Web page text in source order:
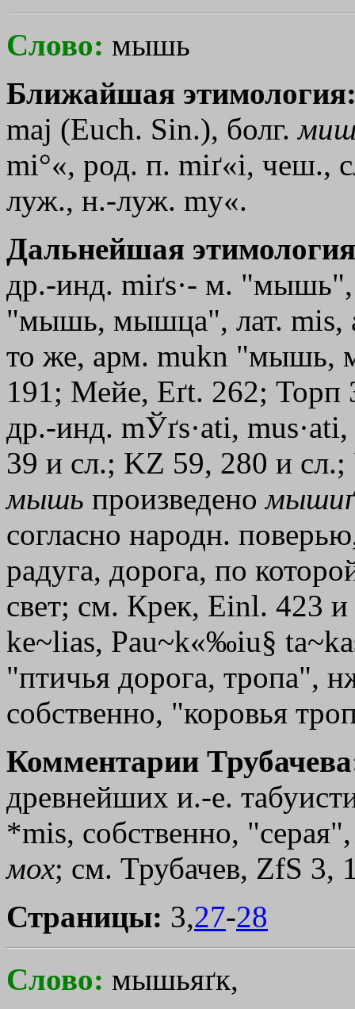
Слово: мышь
Ближайшая
mаj (Еuсh. Sin.), болг.
mi°«, род. п. miґ«i, чеш.,
луж., н.-луж. mу«.
Дальнейшая
др.-инд. mіґs·- м.
"мышь, мышца", лат.
то же, арм. mukn "мышь,
191; Мейе, Eґt. 262;
др.-инд. mЎґs·ati,
39 и сл.; KZ 59, 280 и
мышь произведено
согласно народн.
радуга, дорога, по
свет; см. Крек, Einl. 423
ke~lias, Pau~k«‰iu§
"птичья дорога, тропа",
собственно, "коровья
Комментарии
древнейших и.-е.
*mіs, собственно,
мох; см. Трубачев, ZfS 3,
Страницы: 3,27-28
Слово: мышьяґк,